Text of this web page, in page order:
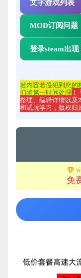
文字游戏列表
MOD订阅问题
登录steam出
若内容若侵犯到您的
们将第一时间处理
整理、编辑详情以及
和试玩学习，版权归
免